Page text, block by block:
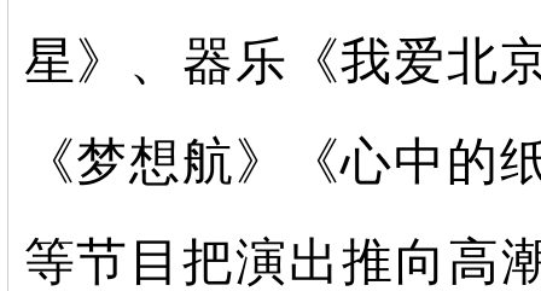
星》、器乐《我爱北
《梦想航》《心中的
等节目把演出推向高